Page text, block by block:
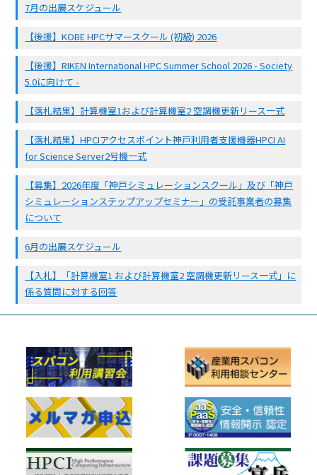
7月の出展スケジュール
【後援】KOBE HPCサマースクール (初級) 2026
【後援】RIKEN International HPC Summer School 2026 - Society
5.0に向けて -
【落札結果】計算機室1および計算機室2 空調機更新リース一式
【落札結果】HPCIアクセスポイント神戸利用者支援機器HPCI AI
for Science Server2号機一式
【募集】2026年度「神戸シミュレーションスクール」及び「神戸
シミュレーションステップアップセミナー」の受託事業者の募集
について
6月の出展スケジュール
【入札】「計算機室1 および計算機室2 空調機更新リース一式」に
係る質問に対する回答